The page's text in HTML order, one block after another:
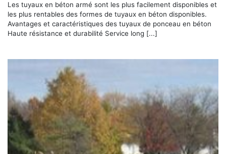
Les tuyaux en béton armé sont les plus facilement disponibles et
les plus rentables des formes de tuyaux en béton disponibles.
Avantages et caractéristiques des tuyaux de ponceau en béton
Haute résistance et durabilité Service long [...]